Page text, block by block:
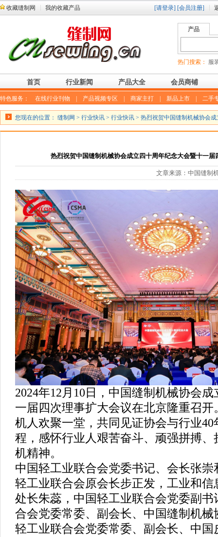
收藏缝制网 我的收藏产品 [请登录] [会员注册]
产品
热门搜索： 服
首页 行业新闻 产品大全 会员商铺
特色服务： 在线行业刊物 产品视频专区 商家主打 新品上市 二手
您现在的位置： 缝制网 > 行业快讯 > 行业快讯 > 热烈祝贺中国缝制机械协会
热烈祝贺中国缝制机械协会成立四十周年纪念大会暨十一
文章来源：中国缝制
2024年12月10日，中国缝制机械协会
一届四次理事扩大会议在北京隆重召
机人欢聚一堂，共同见证协会与行业
程，感怀行业人艰苦奋斗、顽强拼搏
机精神。
中国轻工业联合会党委书记、会长张
轻工业联合会原会长步正发，工业和
处长朱蕊，中国轻工业联合会党委副
合会党委常委、副会长、中国缝制机
轻工业联合会党委常委、副会长、中